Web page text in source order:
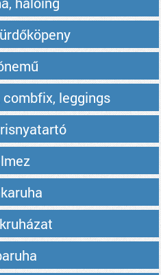
combfix, leggings